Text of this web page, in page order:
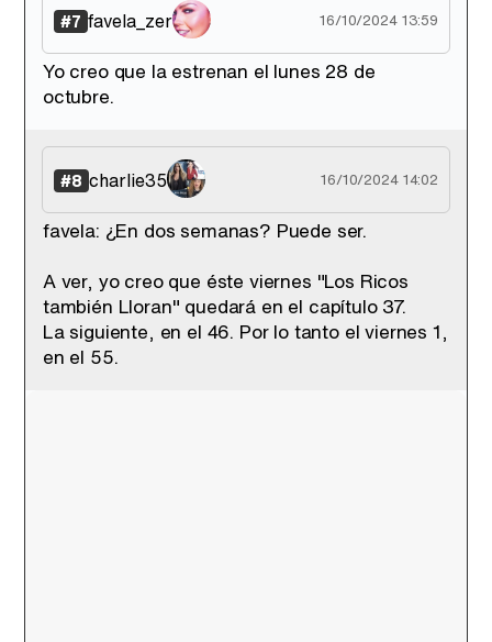
#7 favela_zer 16/10/2024 13:59
Yo creo que la estrenan el lunes 28 de
octubre.
#8 charlie35 16/10/2024 14:02
favela: ¿En dos semanas? Puede ser.
A ver, yo creo que éste viernes "Los Ricos
también Lloran" quedará en el capítulo 37.
La siguiente, en el 46. Por lo tanto el viernes 1,
en el 55.